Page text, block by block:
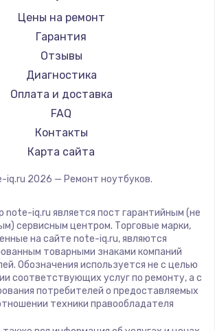
Ремонт ноутбуков iru
ноутбуков Machenike
Ремонт ноутбуков DEXP
Ремонт ноутбуков Teclast
Ремонт ноутбуков CHUWI
ноутбуков Colorful
Gigabyte
Aorus
Maibenben
Getac
Epson
Philips
LG
Panasonic
ZTE
Hiper
Evga
Google
Echips
Цены на ремонт
Гарантия
Отзывы
Диагностика
Оплата и доставка
FAQ
Контакты
Карта сайта
iq.ru 2026 — Ремонт ноутбуков.
note-iq.ru является пост гарантийным (не
сервисным центром. Торговые марки,
на сайте note-iq.ru, являются
товарными знаками компаний
Обозначения используется не с целью
соответствующих услуг по ремонту, а с
потребителей о предоставляемых
техники правообладателя